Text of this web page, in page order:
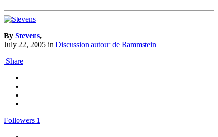
By Stevens,
July 22, 2005 in Discussion autour de Rammstein
Share
Followers 1